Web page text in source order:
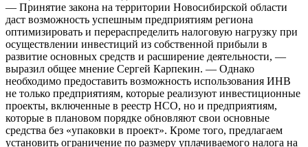
— Принятие закона на территории Новосибирской области
даст возможность успешным предприятиям региона
оптимизировать и перераспределить налоговую нагрузку при
осуществлении инвестиций из собственной прибыли в
развитие основных средств и расширение деятельности, —
выразил общее мнение Сергей Карпекин. — Однако
необходимо предоставить возможность использования ИНВ
не только предприятиям, которые реализуют инвестиционные
проекты, включенные в реестр НСО, но и предприятиям,
которые в плановом порядке обновляют свои основные
средства без «упаковки в проект». Кроме того, предлагаем
установить ограничение по размеру уплачиваемого налога на